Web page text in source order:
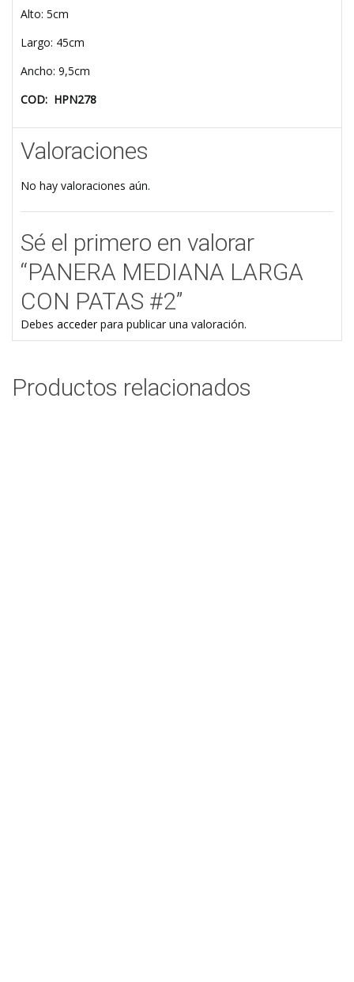
Alto: 5cm
Largo: 45cm
Ancho: 9,5cm
COD: HPN278
Valoraciones
No hay valoraciones aún.
Sé el primero en valorar
“PANERA MEDIANA LARGA
CON PATAS #2”
Debes accederpara publicar una valoración.
Productos relacionados